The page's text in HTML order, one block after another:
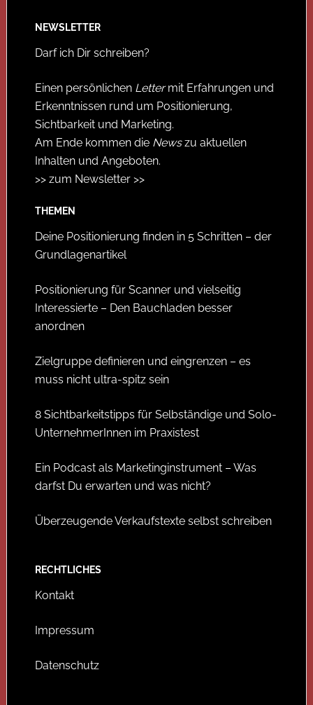
NEWSLETTER
Darf ich Dir schreiben?
Einen persönlichen Lettermit Erfahrungen und
Erkenntnissen rund um Positionierung,
Sichtbarkeit und Marketing.
Am Ende kommen die Newszu aktuellen
Inhalten und Angeboten.
>> zum Newsletter >>
THEMEN
Deine Positionierung finden in 5 Schritten – der
Grundlagenartikel
Positionierung für Scanner und vielseitig
Interessierte – Den Bauchladen besser
anordnen
Zielgruppe definieren und eingrenzen – es
muss nicht ultra-spitz sein
8 Sichtbarkeitstipps für Selbständige und Solo-
UnternehmerInnen im Praxistest
Ein Podcast als Marketinginstrument – Was
darfst Du erwarten und was nicht?
Überzeugende Verkaufstexte selbst schreiben
RECHTLICHES
Kontakt
Impressum
Datenschutz